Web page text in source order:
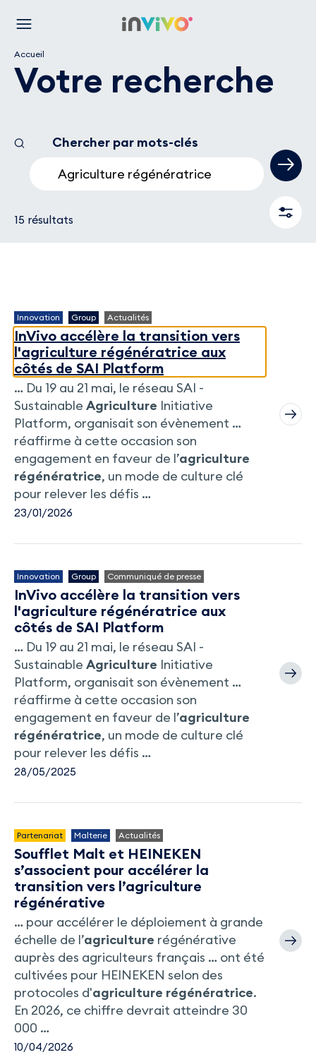
principal
Menu Retour à la page d'accueil
Accueil
Votre recherche
Chercher par mots-clés
15 résultats
Filtres
Innovation Group Actualités
InVivo accélère la transition vers
l'agriculture régénératrice aux
côtés de SAI Platform
… Du 19 au 21 mai, le réseau SAI -
Sustainable Agriculture Initiative
Platform, organisait son évènement …
réaffirme à cette occasion son
engagement en faveur de l’agriculture
régénératrice, un mode de culture clé
pour relever les défis …
23/01/2026
Innovation Group Communiqué de presse
InVivo accélère la transition vers
l'agriculture régénératrice aux
côtés de SAI Platform
… Du 19 au 21 mai, le réseau SAI -
Sustainable Agriculture Initiative
Platform, organisait son évènement …
réaffirme à cette occasion son
engagement en faveur de l’agriculture
régénératrice, un mode de culture clé
pour relever les défis …
28/05/2025
Partenariat Malterie Actualités
Soufflet Malt et HEINEKEN
s’associent pour accélérer la
transition vers l’agriculture
régénérative
… pour accélérer le déploiement à grande
échelle de l’agriculture régénérative
auprès des agriculteurs français … ont été
cultivées pour HEINEKEN selon des
protocoles d'agriculture régénératrice.
En 2026, ce chiffre devrait atteindre 30
000 …
10/04/2026